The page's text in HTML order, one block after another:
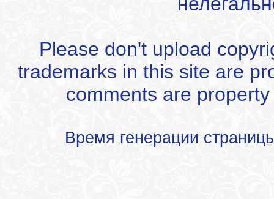
Please don't upload
trademarks in this site are
comments are
Время генерации